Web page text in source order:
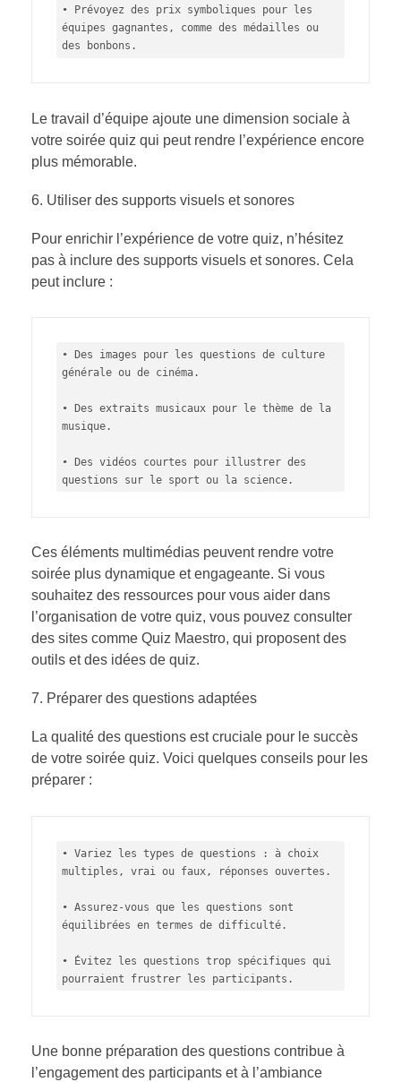
• Prévoyez des prix symboliques pour les
équipes gagnantes, comme des médailles ou
des bonbons.
Le travail d’équipe ajoute une dimension sociale à
votre soirée quiz qui peut rendre l’expérience encore
plus mémorable.
Utiliser des supports visuels et sonores
Pour enrichir l’expérience de votre quiz, n’hésitez
pas à inclure des supports visuels et sonores. Cela
peut inclure :
• Des images pour les questions de culture
générale ou de cinéma.
• Des extraits musicaux pour le thème de la
musique.
• Des vidéos courtes pour illustrer des
questions sur le sport ou la science.
Ces éléments multimédias peuvent rendre votre
soirée plus dynamique et engageante. Si vous
souhaitez des ressources pour vous aider dans
l’organisation de votre quiz, vous pouvez consulter
des sites comme Quiz Maestro, qui proposent des
outils et des idées de quiz.
Préparer des questions adaptées
La qualité des questions est cruciale pour le succès
de votre soirée quiz. Voici quelques conseils pour les
préparer :
• Variez les types de questions : à choix
multiples, vrai ou faux, réponses ouvertes.
• Assurez-vous que les questions sont
équilibrées en termes de difficulté.
• Évitez les questions trop spécifiques qui
pourraient frustrer les participants.
Une bonne préparation des questions contribue à
l’engagement des participants et à l’ambiance